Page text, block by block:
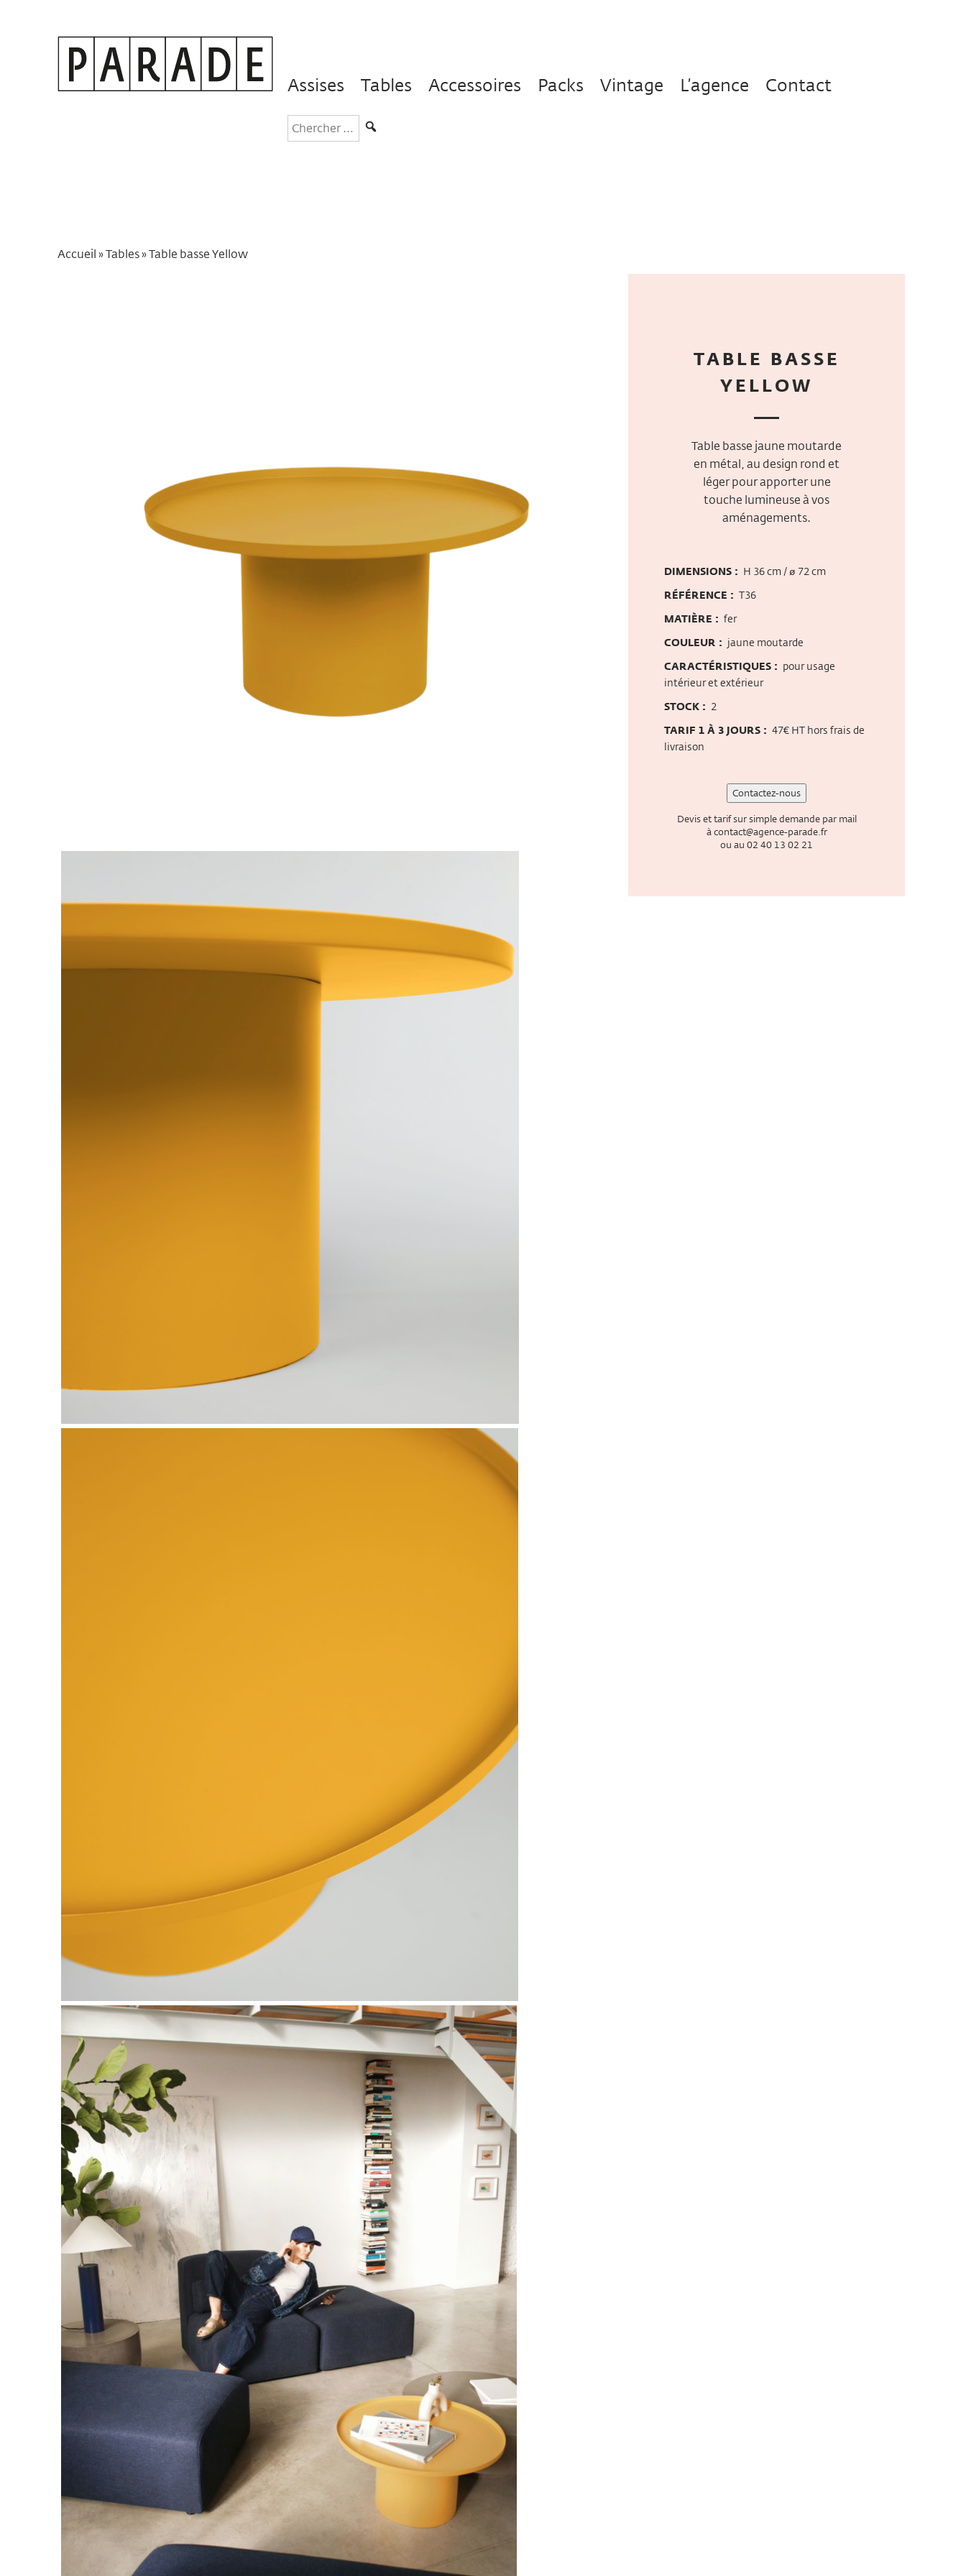
Assises Tables Accessoires Packs Vintage L’agence
Contact
Rechercher
Accueil »Tables»Table basse Yellow
TABLE BASSE
YELLOW
Table basse jaune moutarde
en métal, au design rond et
léger pour apporter une
touche lumineuse à vos
aménagements.
DIMENSIONS : H 36 cm / ø 72 cm
RÉFÉRENCE : T36
MATIÈRE : fer
COULEUR : jaune moutarde
CARACTÉRISTIQUES : pour usage
intérieur et extérieur
STOCK : 2
TARIF 1 À 3 JOURS : 47€ HT hors frais de
livraison
Contactez-nous
Devis et tarif sur simple demande par mail
àcontact@agence-parade.fr
ou au02 40 13 02 21